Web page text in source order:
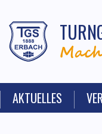
AKTUELLES